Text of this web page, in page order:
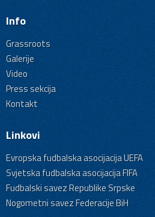
Info
Grassroots
Galerije
Video
Press sekcija
Kontakt
Linkovi
Evropska fudbalska asocijacija UEFA
Svjetska fudbalska asocijacija FIFA
Fudbalski savez Republike Srpske
Nogometni savez Federacije BiH